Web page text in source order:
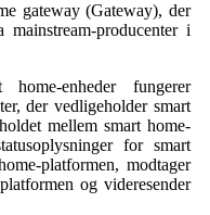
gateway (Gateway), der
mainstream-producenter i
enheder fungerer
der vedligeholder smart
mellem smart home-
for smart
platformen, modtager
og videresender